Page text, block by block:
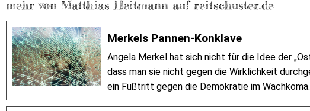
mehr von Matthias Heitmann auf reitschuster.de
Merkels Pannen-Konklave
Angela Merkel hat sich nicht für die Idee der
dass man sie nicht gegen die Wirklichkeit
ein Fußtritt gegen die Demokratie im Wachkoma.